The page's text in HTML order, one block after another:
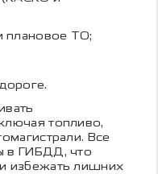
плановое ТО;
топливо,
Все
в ГИБДД, что
избежать лишних